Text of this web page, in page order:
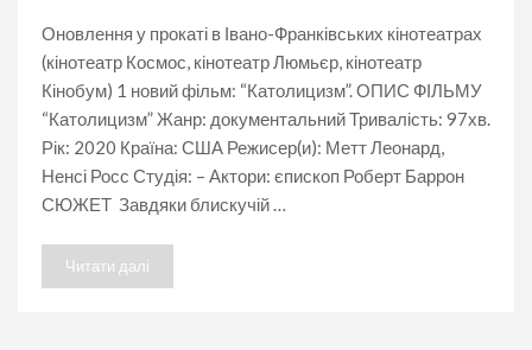
Оновлення у прокаті в Івано-Франківських кінотеатрах
(кінотеатр Космос, кінотеатр Люмьєр, кінотеатр
Кінобум) 1 новий фільм: “Католицизм”. ОПИС ФІЛЬМУ
“Католицизм” Жанр: документальний Тривалість: 97хв.
Рік: 2020 Країна: США Режисер(и): Метт Леонард,
Ненсі Росс Студія: – Актори: єпископ Роберт Баррон
СЮЖЕТ Завдяки блискучій …
Читати далі